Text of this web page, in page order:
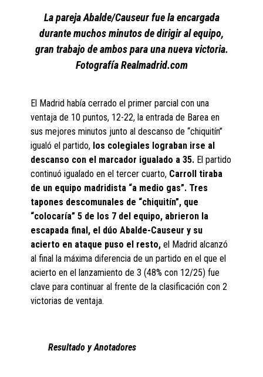
La pareja Abalde/Causeur fue la encargada
durante muchos minutos de dirigir al equipo,
gran trabajo de ambos para una nueva victoria.
Fotografía Realmadrid.com
El Madrid había cerrado el primer parcial con una
ventaja de 10 puntos, 12-22, la entrada de Barea en
sus mejores minutos junto al descanso de “chiquitín”
igualó el partido, los colegiales lograban irse al
descanso con el marcador igualado a 35. El partido
continuó igualado en el tercer cuarto, Carroll tiraba
de un equipo madridista “a medio gas”. Tres
tapones descomunales de “chiquitín”, que
“colocaría” 5 de los 7 del equipo, abrieron la
escapada final, el dúo Abalde-Causeur y su
acierto en ataque puso el resto, el Madrid alcanzó
al final la máxima diferencia de un partido en el que el
acierto en el lanzamiento de 3 (48% con 12/25) fue
clave para continuar al frente de la clasificación con 2
victorias de ventaja.
Resultado y Anotadores